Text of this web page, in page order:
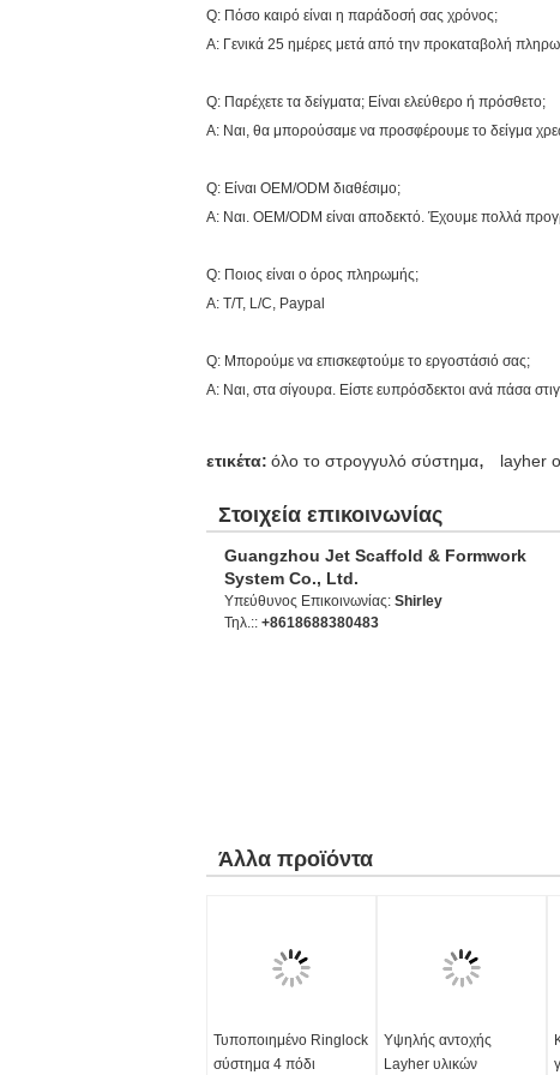
Q: Πόσο καιρό είναι η παράδοσή σας χρόνος;
Α: Γενικά 25 ημέρες μετά από την προκαταβολή
Q: Παρέχετε τα δείγματα; Είναι ελεύθερο ή πρόσθετο;
Α: Ναι, θα μπορούσαμε να προσφέρουμε το δείγμα
Q: Είναι OEM/ODM διαθέσιμο;
Α: Ναι. OEM/ODM είναι αποδεκτό. Έχουμε πολλά
Q: Ποιος είναι ο όρος πληρωμής;
Α: T/T, L/C, Paypal
Q: Μπορούμε να επισκεφτούμε το εργοστάσιό σας;
Α: Ναι, στα σίγουρα. Είστε ευπρόσδεκτοι ανά πάσα
ετικέτα: όλο το στρογγυλό σύστημα, layher
Στοιχεία επικοινωνίας
Guangzhou Jet Scaffold & Formwork
System Co., Ltd.
Υπεύθυνος Επικοινωνίας: Shirley
Τηλ.:: +8618688380483
Άλλα προϊόντα
Τυποποιημένο Ringlock
σύστημα 4 πόδι
Υψηλής αντοχής
Layher υλικών